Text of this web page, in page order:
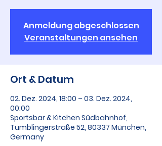
Anmeldung abgeschlossen
Veranstaltungen ansehen
Ort & Datum
02. Dez. 2024, 18:00 – 03. Dez. 2024,
00:00
Sportsbar & Kitchen Südbahnhof,
Tumblingerstraße 52, 80337 München,
Germany